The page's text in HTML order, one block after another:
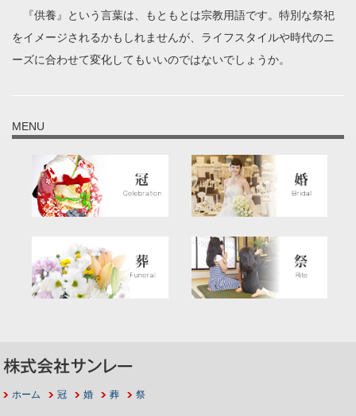
『供養』という言葉は、もともとは宗教用語です。特別な祭祀
をイメージされるかもしれませんが、ライフスタイルや時代のニ
ーズに合わせて変化してもいいのではないでしょうか。
MENU
ホーム 冠 婚 葬 祭